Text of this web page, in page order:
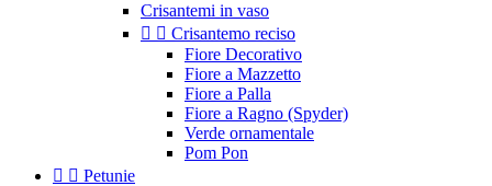
Crisantemi in vaso
  Crisantemo reciso
Fiore Decorativo
Fiore a Mazzetto
Fiore a Palla
Fiore a Ragno (Spyder)
Verde ornamentale
Pom Pon
  Petunie